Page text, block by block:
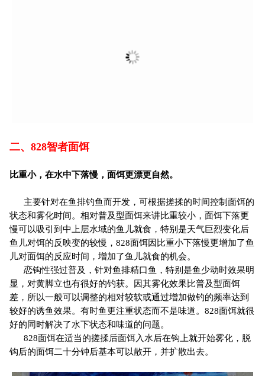
二、828智者面饵
比重小，在水中下落慢，面饵更漂更自然。
主要针对在鱼排钓鱼而开发，可根据搓揉的时间控制面饵的
状态和雾化时间。相对普及型面饵来讲比重较小，面饵下落更
慢可以吸引到中上层水域的鱼儿就食，特别是天气巨烈变化后
鱼儿对饵的反映变的较慢，828面饵因比重小下落慢更增加了鱼
儿对面饵的反应时间，增加了鱼儿就食的机会。
恋钩性强过普及，针对鱼排精口鱼，特别是鱼少动时效果明
显，对黄脚立也有很好的钓获。因其雾化效果比普及型面饵
差，所以一般可以调整的相对较软或通过增加做钓的频率达到
较好的诱鱼效果。有时鱼更注重状态而不是味道。828面饵就很
好的同时解决了水下状态和味道的问题。
828面饵在适当的搓揉后面饵入水后在钩上就开始雾化，脱
钩后的面饵二十分钟后基本可以散开，并扩散出去。